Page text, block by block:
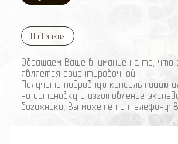
Под заказ
Обращаем Ваше внимание на то, что
является ориентировочной!
Получить подробную консультацию
на установку и изготовление
багажника, Вы можете по телефону:
Изготовление элементов силового
производится по автомобилю.